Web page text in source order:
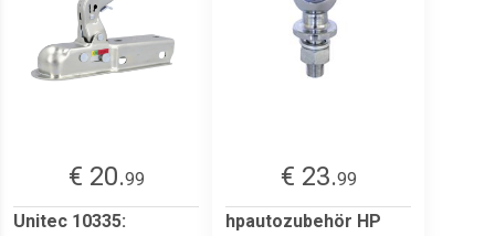
€ 20.99
Unitec 10335:
€ 23.99
hpautozubehör HP